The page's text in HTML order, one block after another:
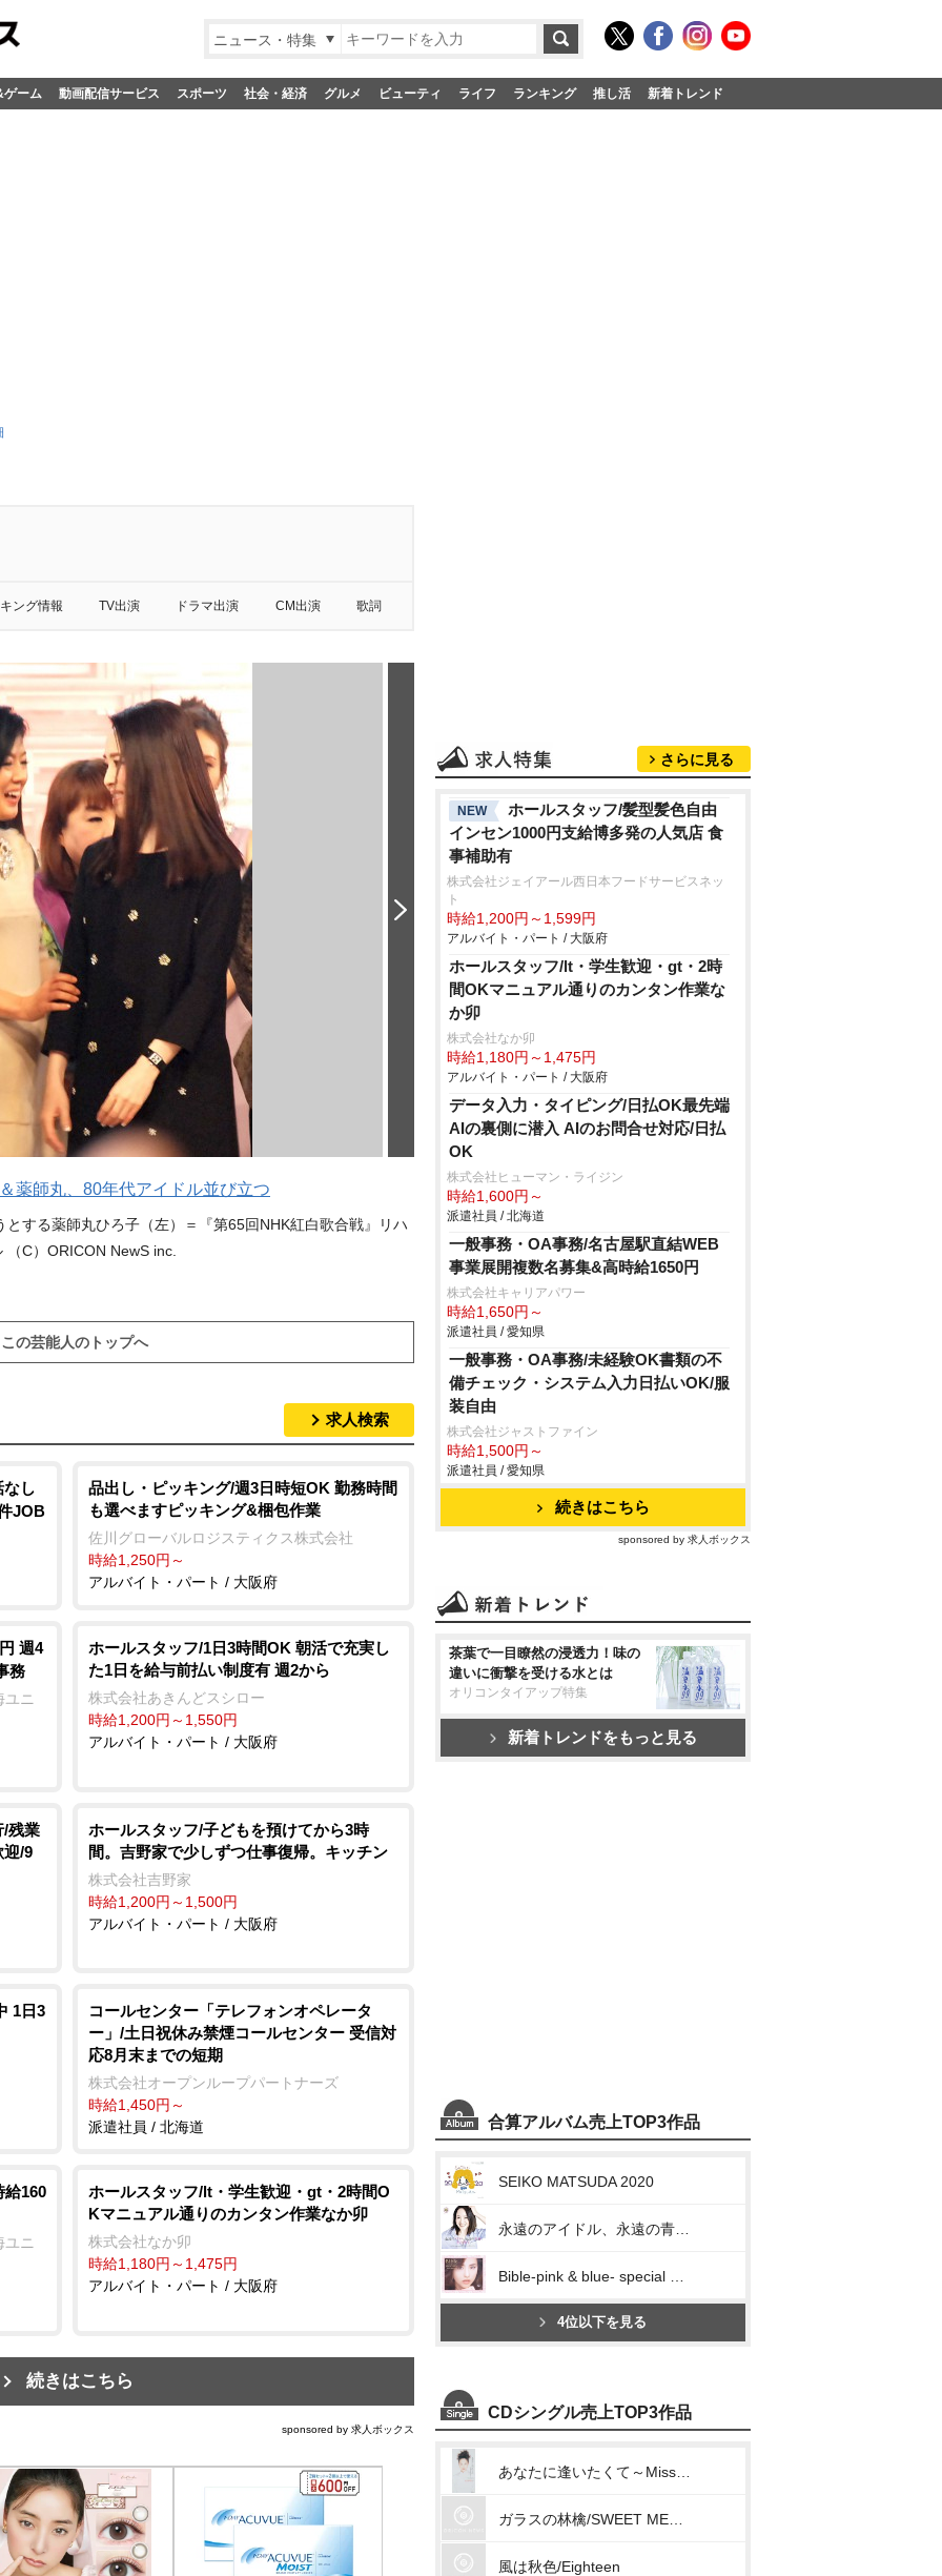
ニュース・特集
ゲーム 動画配信サービス スポーツ 社会・経済 グルメ ビューティ ライフ ランキング 推し活 新着トレンド
ング情報 TV出演 ドラマ出演 CM出演 歌詞
薬師丸、80年代アイドル並び立つ
する薬師丸ひろ子（左）＝『第65回NHK紅白歌合戦』リハ
（C）ORICON NewS inc.
この芸能人のトップへ
求人検索
なし
JOB
品出し・ピッキング/週3日時短OK 勤務時間
も選べますピッキング&梱包作業
佐川グローバルロジスティクス株式会社
時給1,250円～
アルバイト・パート / 大阪府
週4
務
ニ
ホールスタッフ/1日3時間OK 朝活で充実し
た1日を給与前払い制度有 週2から
株式会社あきんどスシロー
時給1,200円～1,550円
アルバイト・パート / 大阪府
/残業
迎/9
ホールスタッフ/子どもを預けてから3時
間。吉野家で少しずつ仕事復帰。キッチン
株式会社吉野家
時給1,200円～1,500円
アルバイト・パート / 大阪府
1日3
コールセンター「テレフォンオペレータ
ー」/土日祝休み禁煙コールセンター 受信対
応8月末までの短期
株式会社オープンループパートナーズ
時給1,450円～
派遣社員 / 北海道
給160
ニ
ホールスタッフ/lt・学生歓迎・gt・2時間O
Kマニュアル通りのカンタン作業なか卯
株式会社なか卯
時給1,180円～1,475円
アルバイト・パート / 大阪府
続きはこちら
sponsored by 求人ボックス
さらに見る
NEW
ホールスタッフ/髪型髪色自由
インセン1000円支給博多発の人気店 食
事補助有
株式会社ジェイアール西日本フードサービスネッ
ト
時給1,200円～1,599円
アルバイト・パート / 大阪府
ホールスタッフ/lt・学生歓迎・gt・2時
間OKマニュアル通りのカンタン作業な
か卯
株式会社なか卯
時給1,180円～1,475円
アルバイト・パート / 大阪府
データ入力・タイピング/日払OK最先端
AIの裏側に潜入 AIのお問合せ対応/日払
OK
株式会社ヒューマン・ライジン
時給1,600円～
派遣社員 / 北海道
一般事務・OA事務/名古屋駅直結WEB
事業展開複数名募集&高時給1650円
株式会社キャリアパワー
時給1,650円～
派遣社員 / 愛知県
一般事務・OA事務/未経験OK書類の不
備チェック・システム入力日払いOK/服
装自由
株式会社ジャストファイン
時給1,500円～
派遣社員 / 愛知県
続きはこちら
sponsored by 求人ボックス
茶葉で一目瞭然の浸透力！味の
違いに衝撃を受ける水とは
オリコンタイアップ特集
新着トレンドをもっと見る
合算アルバム売上TOP3作品
SEIKO MATSUDA 2020
4位以下を見る
CDシングル売上TOP3作品
風は秋色/Eighteen